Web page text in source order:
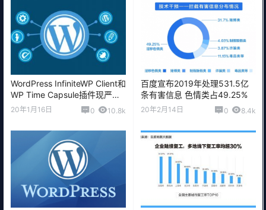
WordPress InfiniteWP Client和
WP Time Capsule插件现严重
的安全漏洞
20年1月16日 0 10.8k
百度宣布2019年处理531.5亿
条有害信息 色情类占49.25%
20年2月14日 0 8.4k